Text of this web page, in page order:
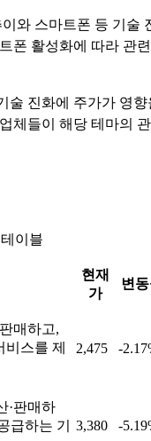
와 스마트폰 등 기술
폰 활성화에 따라 관
술 진화에 주가가 영
체들이 해당 테마의
이블
현재
가
변
매하고,
스를 제
2,475 -
·판매하
급하는 기
3,380 -